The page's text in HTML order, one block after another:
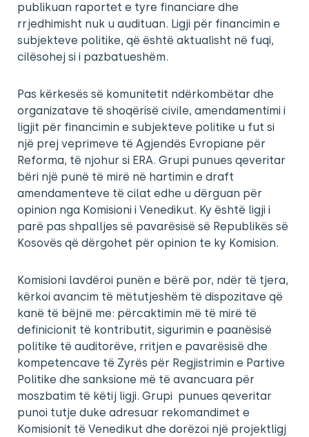
publikuan raportet e tyre financiare dhe
rrjedhimisht nuk u audituan. Ligji për financimin e
subjekteve politike, që është aktualisht në fuqi,
cilësohej si i pazbatueshëm.
Pas kërkesës së komunitetit ndërkombëtar dhe
organizatave të shoqërisë civile, amendamentimi i
ligjit për financimin e subjekteve politike u fut si
një prej veprimeve të Agjendës Evropiane për
Reforma, të njohur si ERA. Grupi punues qeveritar
bëri një punë të mirë në hartimin e draft
amendamenteve të cilat edhe u dërguan për
opinion nga Komisioni i Venedikut. Ky është ligji i
parë pas shpalljes së pavarësisë së Republikës së
Kosovës që dërgohet për opinion te ky Komision.
Komisioni lavdëroi punën e bërë por, ndër të tjera,
kërkoi avancim të mëtutjeshëm të dispozitave që
kanë të bëjnë me: përcaktimin më të mirë të
definicionit të kontributit, sigurimin e paanësisë
politike të auditorëve, rritjen e pavarësisë dhe
kompetencave të Zyrës për Regjistrimin e Partive
Politike dhe sanksione më të avancuara për
moszbatim të këtij ligji. Grupi punues qeveritar
punoi tutje duke adresuar rekomandimet e
Komisionit të Venedikut dhe dorëzoi një projektligj